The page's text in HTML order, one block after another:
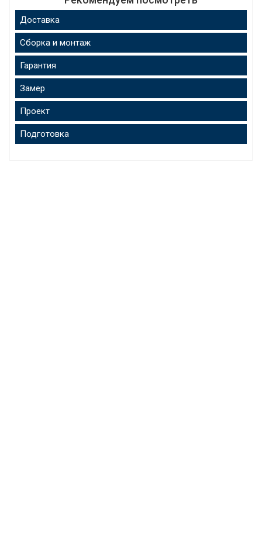
Доставка
Сборка и монтаж
Гарантия
Замер
Проект
Подготовка